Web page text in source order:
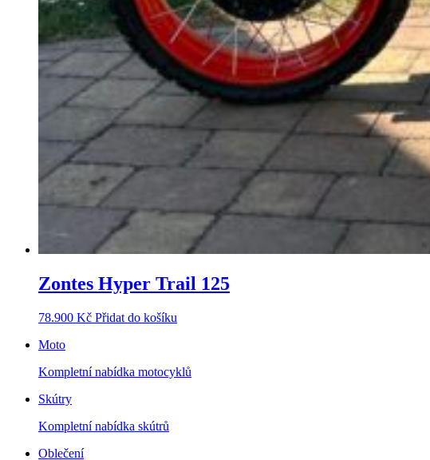
Zontes Hyper Trail 125
78.900 Kč Přidat do košíku
Moto
Kompletní nabídka motocyklů
Skútry
Kompletní nabídka skútrů
Oblečení